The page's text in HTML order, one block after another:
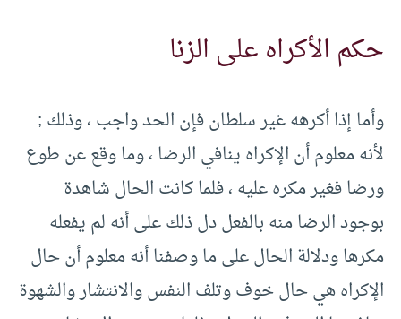
حكم الأكراه على الزنا
وأما إذا أكرهه غير سلطان فإن الحد واجب ، وذلك ;
لأنه معلوم أن الإكراه ينافي الرضا ، وما وقع عن طوع
ورضا فغير مكره عليه ، فلما كانت الحال شاهدة
بوجود الرضا منه بالفعل دل ذلك على أنه لم يفعله
مكرها ودلالة الحال على ما وصفنا أنه معلوم أن حال
الإكراه هي حال خوف وتلف النفس والانتشار والشهوة